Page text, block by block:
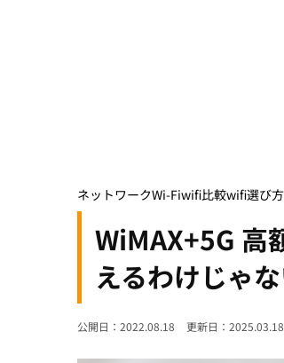
ネットワークWi-Fiwifi比較wifi選び方
WiMAX+5G 高
えるわけじゃ
公開日：2022.08.18 更新日：2025.03.18